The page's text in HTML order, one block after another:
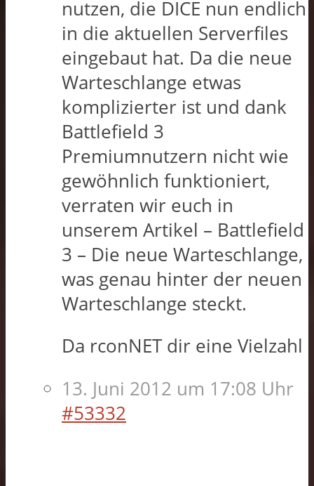
nutzen, die DICE nun endlich
in die aktuellen Serverfiles
eingebaut hat. Da die neue
Warteschlange etwas
komplizierter ist und dank
Battlefield 3
Premiumnutzern nicht wie
gewöhnlich funktioniert,
verraten wir euch in
unserem Artikel – Battlefield
3 – Die neue Warteschlange,
was genau hinter der neuen
Warteschlange steckt.
Da rconNET dir eine Vielzahl
13. Juni 2012 um 17:08 Uhr
#53332